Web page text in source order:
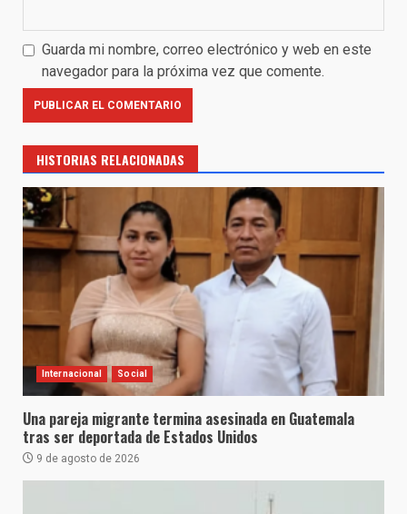
Guarda mi nombre, correo electrónico y web en este
navegador para la próxima vez que comente.
HISTORIAS RELACIONADAS
Internacional Social
Una pareja migrante termina asesinada en Guatemala
tras ser deportada de Estados Unidos
9 de agosto de 2026